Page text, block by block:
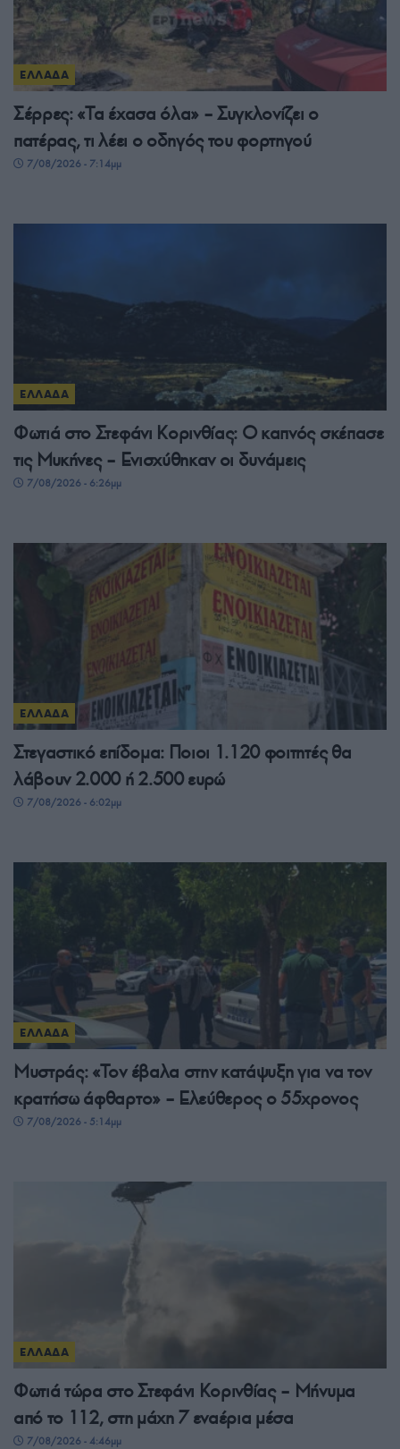
ΕΛΛΑΔΑ
Σέρρες: «Τα έχασα όλα» – Συγκλονίζει ο
πατέρας, τι λέει ο οδηγός του φορτηγού
7/08/2026 - 7:14μμ
ΕΛΛΑΔΑ
Φωτιά στο Στεφάνι Κορινθίας: Ο καπνός σκέπασε
τις Μυκήνες – Ενισχύθηκαν οι δυνάμεις
7/08/2026 - 6:26μμ
ΕΛΛΑΔΑ
Στεγαστικό επίδομα: Ποιοι 1.120 φοιτητές θα
λάβουν 2.000 ή 2.500 ευρώ
7/08/2026 - 6:02μμ
ΕΛΛΑΔΑ
Μυστράς: «Τον έβαλα στην κατάψυξη για να τον
κρατήσω άφθαρτο» – Ελεύθερος ο 55χρονος
7/08/2026 - 5:14μμ
ΕΛΛΑΔΑ
Φωτιά τώρα στο Στεφάνι Κορινθίας – Μήνυμα
από το 112, στη μάχη 7 εναέρια μέσα
7/08/2026 - 4:46μμ